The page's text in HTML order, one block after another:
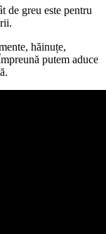
de greu este pentru
hăinuțe,
putem aduce